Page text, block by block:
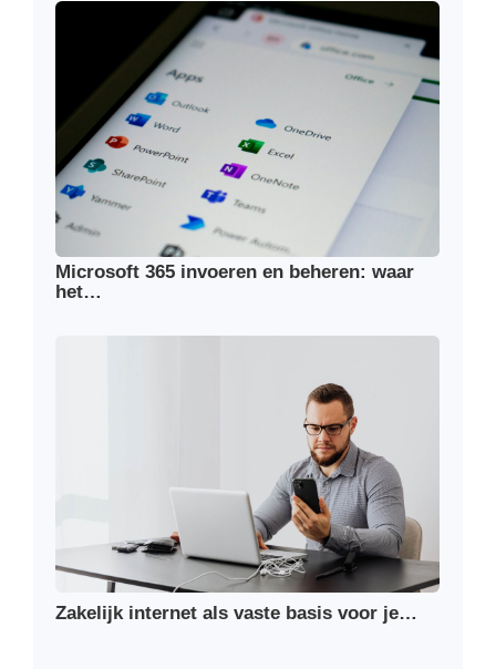
Microsoft 365 invoeren en beheren: waar
het…
Zakelijk internet als vaste basis voor je…